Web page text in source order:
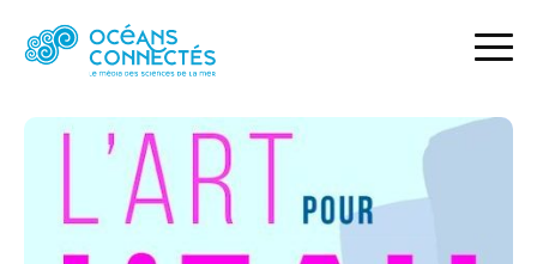
ACCUEIL ACTUALITÉS